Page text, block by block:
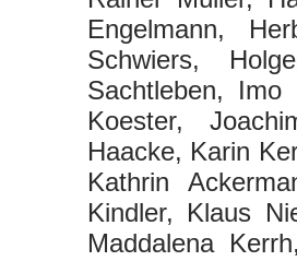
Engelmann,
Schwiers,
Sachtleben,
Koester,
Haacke, Karin
Kathrin
Kindler, Klaus
Maddalena